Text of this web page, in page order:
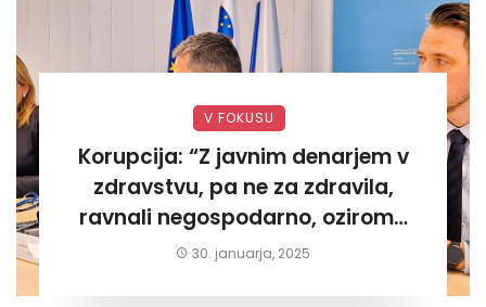
V FOKUSU
Korupcija: “Z javnim denarjem v
zdravstvu, pa ne za zdravila,
ravnali negospodarno, oziroma
za lastni žep. Tokrat na Žalskem«
30. januarja, 2025